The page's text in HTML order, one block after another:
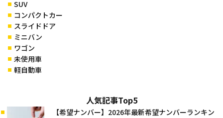
SUV
コンパクトカー
スライドドア
ミニバン
ワゴン
未使用車
軽自動車
人気記事Top5
【希望ナンバー】2026年最新希望ナンバーランキン